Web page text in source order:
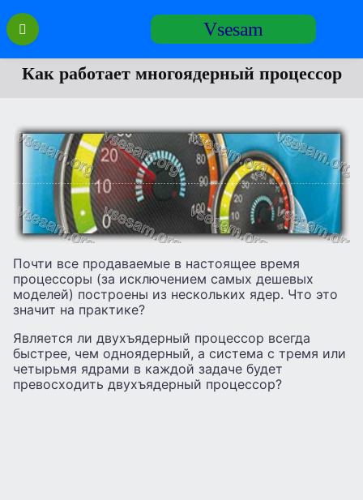
Перейти
содержанию
Vsesam
Как работает многоядерный процессор
Почти все продаваемые в настоящее время
процессоры (за исключением самых дешевых
моделей) построены из нескольких ядер. Что это
значит на практике?
Является ли двухъядерный процессор всегда
быстрее, чем одноядерный, а система с тремя или
четырьмя ядрами в каждой задаче будет
превосходить двухъядерный процессор?